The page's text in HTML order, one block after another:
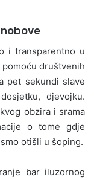
i transparentno u
društvenih
pet sekundi slave
djevojku.
obzira i srama
o tome gdje
otišli u šoping.
bar iluzornog